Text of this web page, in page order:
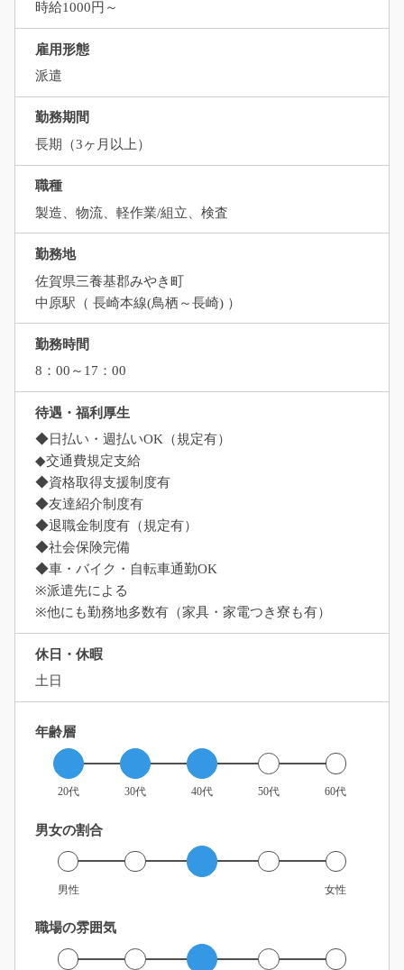
時給1000円～
雇用形態
派遣
勤務期間
長期（3ヶ月以上）
職種
製造、物流、軽作業/組立、検査
勤務地
佐賀県三養基郡みやき町
中原駅（ 長崎本線(鳥栖～長崎) ）
勤務時間
8：00～17：00
待遇・福利厚生
◆日払い・週払いOK（規定有）
◆交通費規定支給
◆資格取得支援制度有
◆友達紹介制度有
◆退職金制度有（規定有）
◆社会保険完備
◆車・バイク・自転車通勤OK
※派遣先による
※他にも勤務地多数有（家具・家電つき寮も有）
休日・休暇
土日
年齢層
20代 30代 40代 50代 60代
男女の割合
男性 女性
職場の雰囲気